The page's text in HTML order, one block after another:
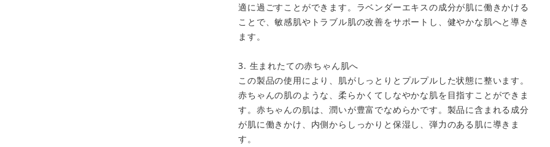
適に過ごすことができます。ラベンダーエキスの成分が肌に働きかける
ことで、敏感肌やトラブル肌の改善をサポートし、健やかな肌へと導き
ます。
3. 生まれたての赤ちゃん肌へ
この製品の使用により、肌がしっとりとプルプルした状態に整います。
赤ちゃんの肌のような、柔らかくてしなやかな肌を目指すことができま
す。赤ちゃんの肌は、潤いが豊富でなめらかです。製品に含まれる成分
が肌に働きかけ、内側からしっかりと保湿し、弾力のある肌に導きま
す。